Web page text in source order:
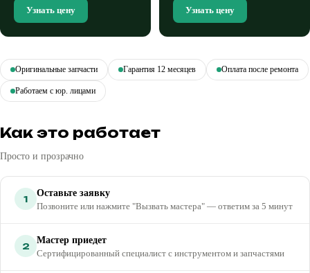
Узнать цену Узнать цену
Оригинальные запчасти Гарантия 12 месяцев Оплата после ремонта
Работаем с юр. лицами
Как это работает
Просто и прозрачно
1
Оставьте заявку
Позвоните или нажмите "Вызвать мастера" — ответим за 5 минут
2
Мастер приедет
Сертифицированный специалист с инструментом и запчастями